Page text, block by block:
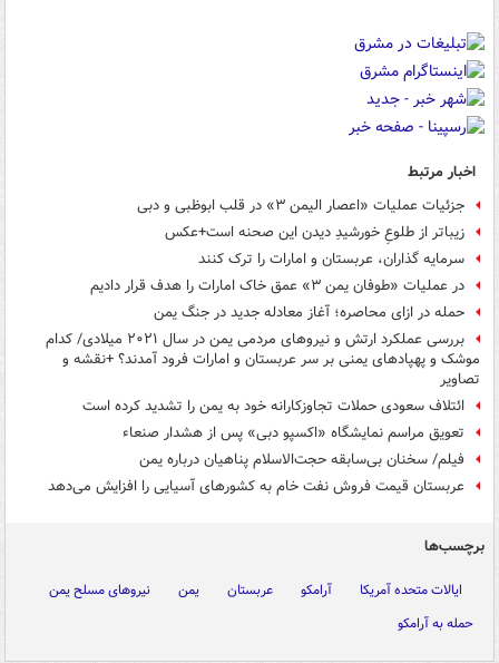
اخبار مرتبط
جزئیات عملیات «اعصار الیمن ۳» در قلب ابوظبی و دبی
زیباتر از طلوعِ خورشیدِ دیدن این صحنه است+عکس
سرمایه گذاران، عربستان و امارات را ترک کنند
در عملیات «طوفان یمن ۳» عمق خاک امارات را هدف قرار دادیم
حمله در ازای محاصره؛ آغاز معادله جدید در جنگ یمن
بررسی عملکرد ارتش و نیروهای مردمی یمن در سال ۲۰۲۱ میلادی/ کدام
موشک و پهپادهای یمنی بر سر عربستان و امارات فرود آمدند؟ +نقشه و
تصاویر
ائتلاف سعودی حملات تجاوزکارانه خود به یمن را تشدید کرده است
تعویق مراسم نمایشگاه «اکسپو دبی» پس از هشدار صنعاء
فیلم/ سخنان بی‌سابقه حجت‌الاسلام پناهیان درباره یمن
عربستان قیمت فروش نفت خام به کشورهای آسیایی را افزایش می‌دهد
برچسب‌ها
ایالات متحده آمریکا آرامکو عربستان یمن
نیروهای مسلح یمن
حمله به آرامکو